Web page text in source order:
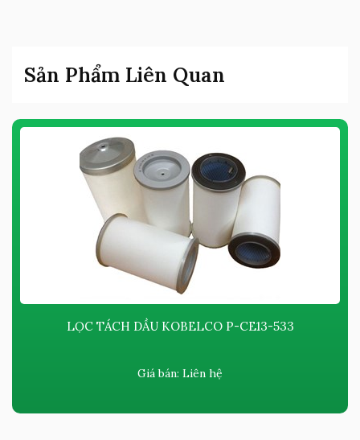
Sản Phẩm Liên Quan
LỌC TÁCH DẦU KOBELCO P-CE13-533
Giá bán: Liên hệ